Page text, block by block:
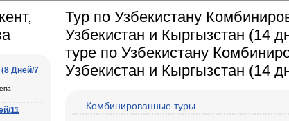
(8 Дней/7
–
11
Тур по Узбекистану
Узбекистан и Кыргызстан (14
туре по Узбекистану
Узбекистан и Кыргызстан (14
Комбинированные туры